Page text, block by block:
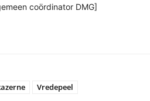
coördinator DMG]
Vredepeel